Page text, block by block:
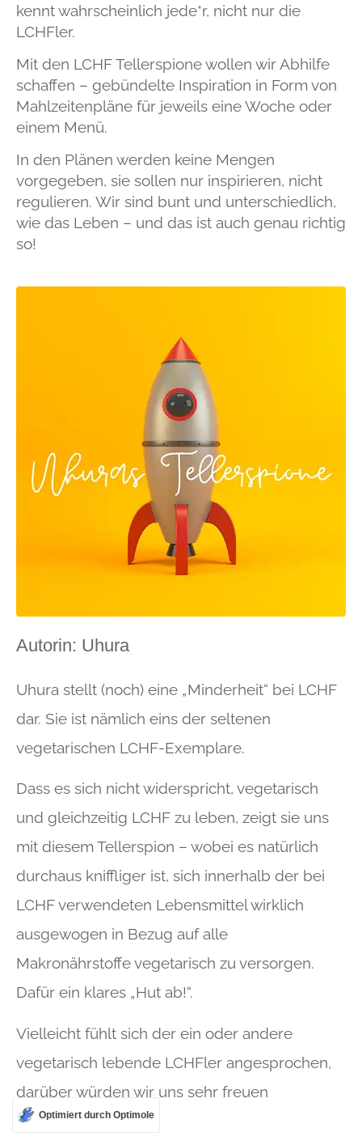
kennt wahrscheinlich jede*r, nicht nur die
LCHFler.
Mit den LCHF Tellerspione wollen wir Abhilfe
schaffen – gebündelte Inspiration in Form von
Mahlzeitenpläne für jeweils eine Woche oder
einem Menü.
In den Plänen werden keine Mengen
vorgegeben, sie sollen nur inspirieren, nicht
regulieren. Wir sind bunt und unterschiedlich,
wie das Leben – und das ist auch genau richtig
so!
Autorin: Uhura
Uhura stellt (noch) eine „Minderheit“ bei LCHF
dar. Sie ist nämlich eins der seltenen
vegetarischen LCHF-Exemplare.
Dass es sich nicht widerspricht, vegetarisch
und gleichzeitig LCHF zu leben, zeigt sie uns
mit diesem Tellerspion – wobei es natürlich
durchaus kniffliger ist, sich innerhalb der bei
LCHF verwendeten Lebensmittel wirklich
ausgewogen in Bezug auf alle
Makronährstoffe vegetarisch zu versorgen.
Dafür ein klares „Hut ab!“.
Vielleicht fühlt sich der ein oder andere
vegetarisch lebende LCHFler angesprochen,
darüber würden wir uns sehr freuen
Optimiert durch Optimole